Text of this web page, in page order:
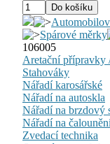
Spárové měrky
106005
Aretační přípravky
Stahováky
Nářadí karosářské
Nářadí na autoskla
Nářadí na brzdový
Nářadí na
Zvedací technika